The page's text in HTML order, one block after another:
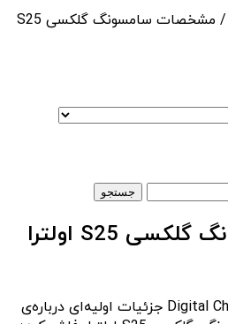
/ مشخصات سامسونگ گلکسی S25
مشخصات سامسونگ گلکسی S25 اولترا
افشاگری به نام Digital Chat Station جزئیات اولیه‌ای درباره‌ی